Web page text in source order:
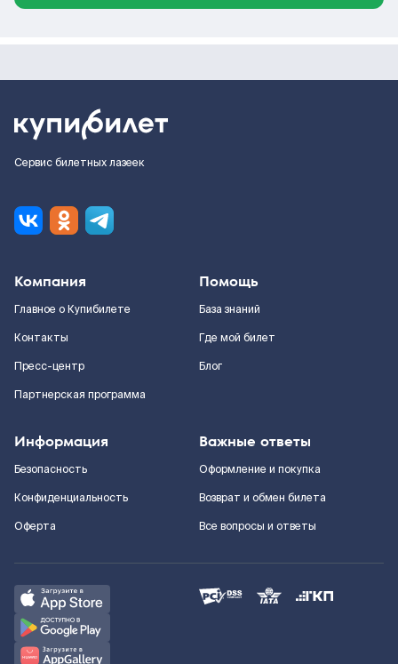
Сервис билетных лазеек
Компания
Главное о Купибилете
Контакты
Пресс-центр
Партнерская программа
Помощь
База знаний
Где мой билет
Блог
Информация
Безопасность
Конфиденциальность
Оферта
Важные ответы
Оформление и покупка
Возврат и обмен билета
Все вопросы и ответы